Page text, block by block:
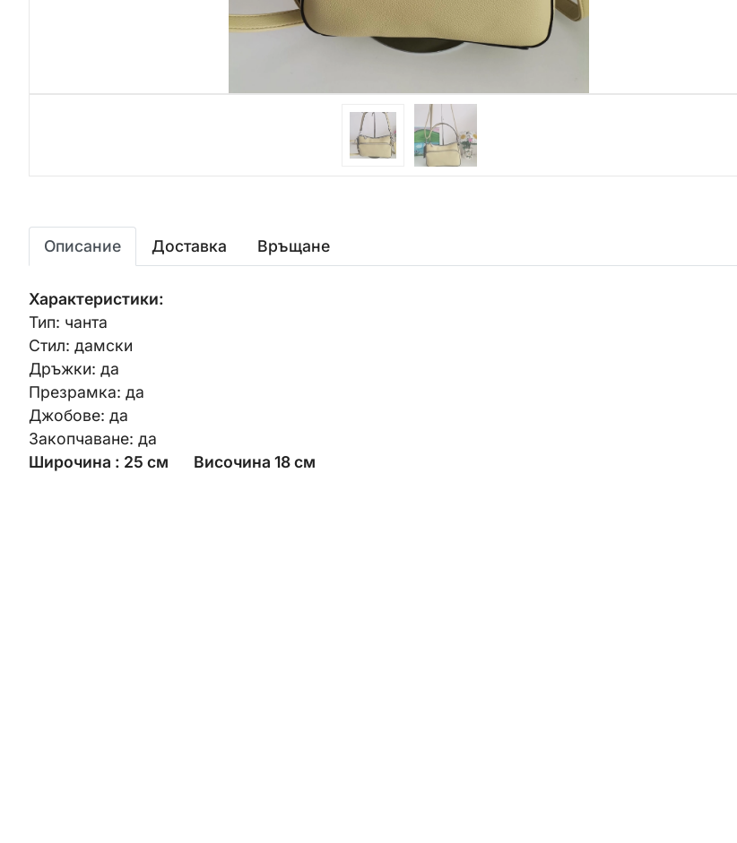
Описание Доставка Връщане
Характеристики:
Тип: чанта
Стил: дамски
Дръжки: да
Презрамка: да
Джобове: да
Закопчаване: да
Широчина : 25 см Височина 18 см